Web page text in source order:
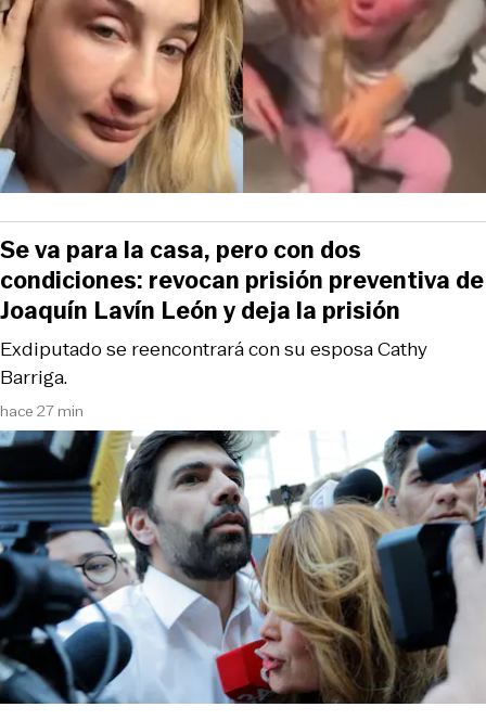
hace 27 min
Exdiputado se reencontrará con su esposa Cathy
Barriga.
Se va para la casa, pero con dos
condiciones: revocan prisión preventiva de
Joaquín Lavín León y deja la prisión